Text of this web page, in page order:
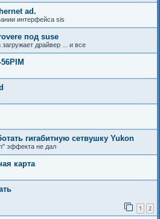
ad.
интерфейса sis
под suse
драйвер ... и все
гигабитную сетвушку Yukon
эффекта не дал
карта
1 2